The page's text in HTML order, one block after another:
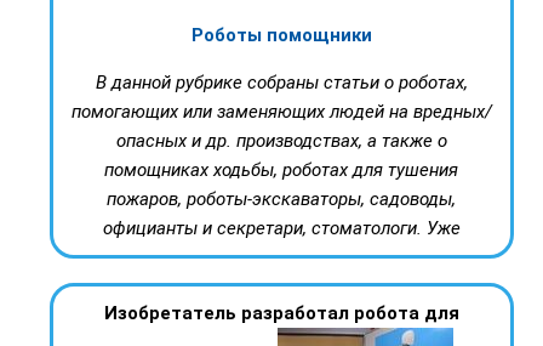
Роботы помощники
В данной рубрике собраны статьи о роботах,
помогающих или заменяющих людей на вредных/
опасных и др. производствах, а также о
помощниках ходьбы, роботах для тушения
пожаров, роботы-экскаваторы, садоводы,
официанты и секретари, стоматологи. Уже
Изобретатель разработал робота для